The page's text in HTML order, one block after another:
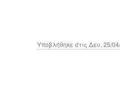
Υποβλήθηκε στις Δευ, 25/